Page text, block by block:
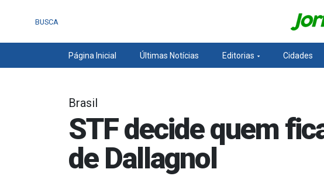
BUSCA
Página Inicial Últimas Notícias Editorias Cidades
Brasil
STF decide quem
de Dallagnol